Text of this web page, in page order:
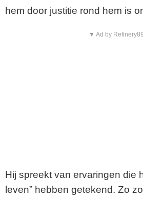
hem door justitie rond hem is
▼ Ad by Refinery89
Hij spreekt van ervaringen die
leven” hebben getekend. Zo